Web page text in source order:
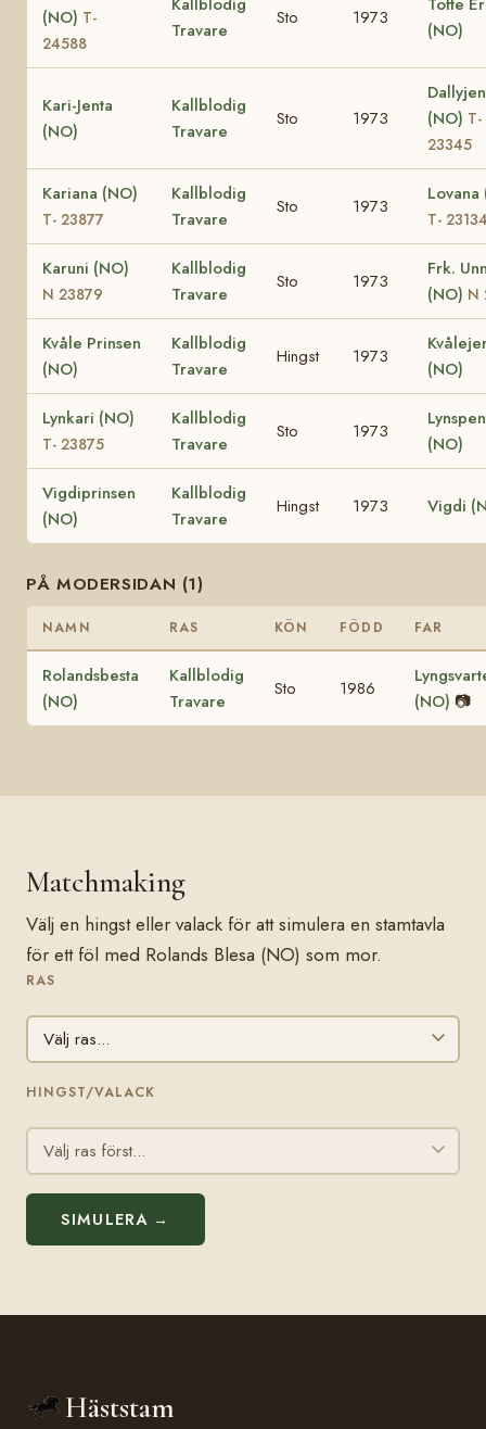
(NO) T-
24588
Travare
Sto 1973
(NO)
Kari-Jenta
(NO)
Kallblodig
Travare
Sto 1973
(NO) T-
23345
Kariana (NO)
T- 23877
Kallblodig
Travare
Sto 1973
Lovana
T-
Karuni (NO)
N 23879
Kallblodig
Travare
Sto 1973
Frk.
(NO) N
Kvåle Prinsen
(NO)
Kallblodig
Travare
Hingst 1973
(NO)
Lynkari (NO)
T- 23875
Kallblodig
Travare
Sto 1973
(NO)
Vigdiprinsen
(NO)
Kallblodig
Travare
Hingst 1973 Vigdi
PÅ MODERSIDAN (1)
NAMN RAS KÖN FÖDD FAR
Rolandsbesta
(NO)
Kallblodig
Travare
Sto 1986
(NO) 📷
Matchmaking
Välj en hingst eller valack för att simulera en stamtavla
för ett föl med Rolands Blesa (NO) som mor.
RAS
HINGST/VALACK
SIMULERA →
Häststam